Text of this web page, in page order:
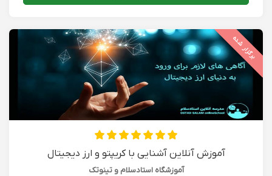
برگزار شده
آموزش آنلاین آشنایی با کریپتو و ارز دیجیتال
آموزشگاه استادسلام و تینوتک